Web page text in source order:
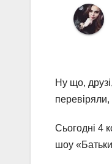
Ну що,
перевіряли,
Сьогодні 4
шоу